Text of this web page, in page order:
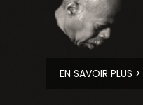
EN SAVOIR PLUS >